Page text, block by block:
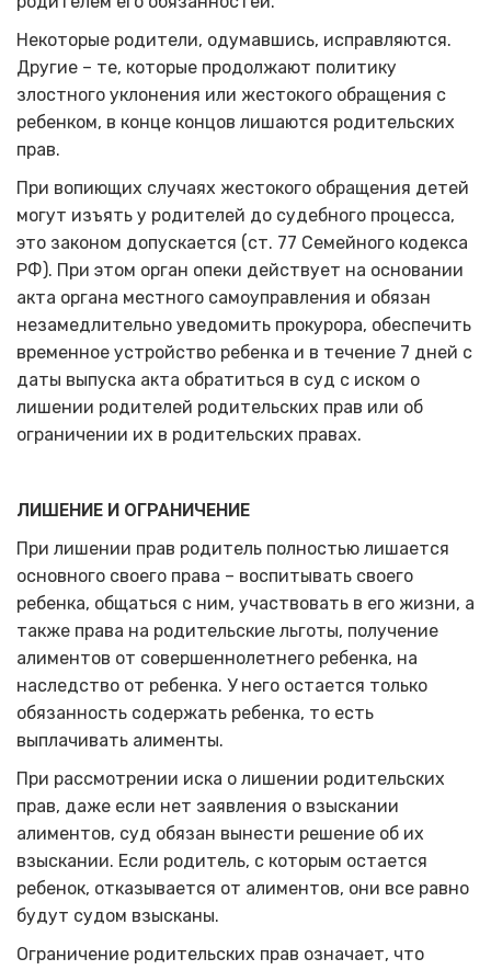
Некоторые родители, одумавшись, исправляются.
Другие – те, которые продолжают политику
злостного уклонения или жестокого обращения с
ребенком, в конце концов лишаются родительских
прав.
При вопиющих случаях жестокого обращения детей
могут изъять у родителей до судебного процесса,
это законом допускается (ст. 77 Семейного кодекса
РФ). При этом орган опеки действует на основании
акта органа местного самоуправления и обязан
незамедлительно уведомить прокурора, обеспечить
временное устройство ребенка и в течение 7 дней с
даты выпуска акта обратиться в суд с иском о
лишении родителей родительских прав или об
ограничении их в родительских правах.
ЛИШЕНИЕ И ОГРАНИЧЕНИЕ
При лишении прав родитель полностью лишается
основного своего права – воспитывать своего
ребенка, общаться с ним, участвовать в его жизни, а
также права на родительские льготы, получение
алиментов от совершеннолетнего ребенка, на
наследство от ребенка. У него остается только
обязанность содержать ребенка, то есть
выплачивать алименты.
При рассмотрении иска о лишении родительских
прав, даже если нет заявления о взыскании
алиментов, суд обязан вынести решение об их
взыскании. Если родитель, с которым остается
ребенок, отказывается от алиментов, они все равно
будут судом взысканы.
Ограничение родительских прав означает, что